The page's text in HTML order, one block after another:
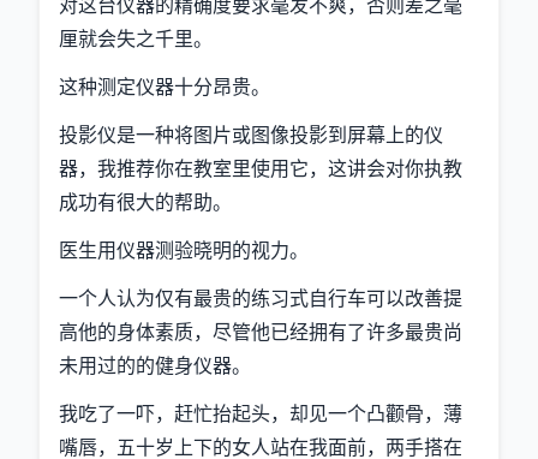
对这台仪器的精确度要求毫发不爽，否则差之毫
厘就会失之千里。
这种测定仪器十分昂贵。
投影仪是一种将图片或图像投影到屏幕上的仪
器，我推荐你在教室里使用它，这讲会对你执教
成功有很大的帮助。
医生用仪器测验晓明的视力。
一个人认为仅有最贵的练习式自行车可以改善提
高他的身体素质，尽管他已经拥有了许多最贵尚
未用过的的健身仪器。
我吃了一吓，赶忙抬起头，却见一个凸颧骨，薄
嘴唇，五十岁上下的女人站在我面前，两手搭在